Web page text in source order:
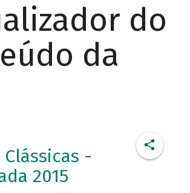
do
da
-
2015